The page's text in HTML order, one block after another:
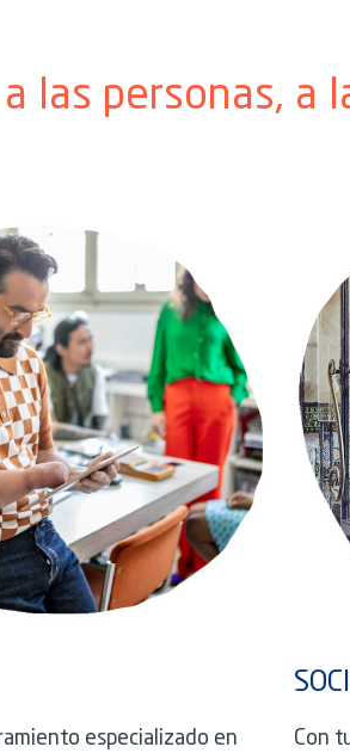
las personas, a
especializado en
Con